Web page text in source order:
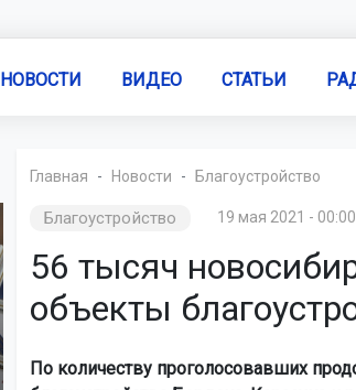
НОВОСТИ ВИДЕО СТАТЬИ
Главная Новости Благоустройство
Благоустройство 19 мая 2021 - 00:00
56 тысяч
объекты
По количеству проголосовавших